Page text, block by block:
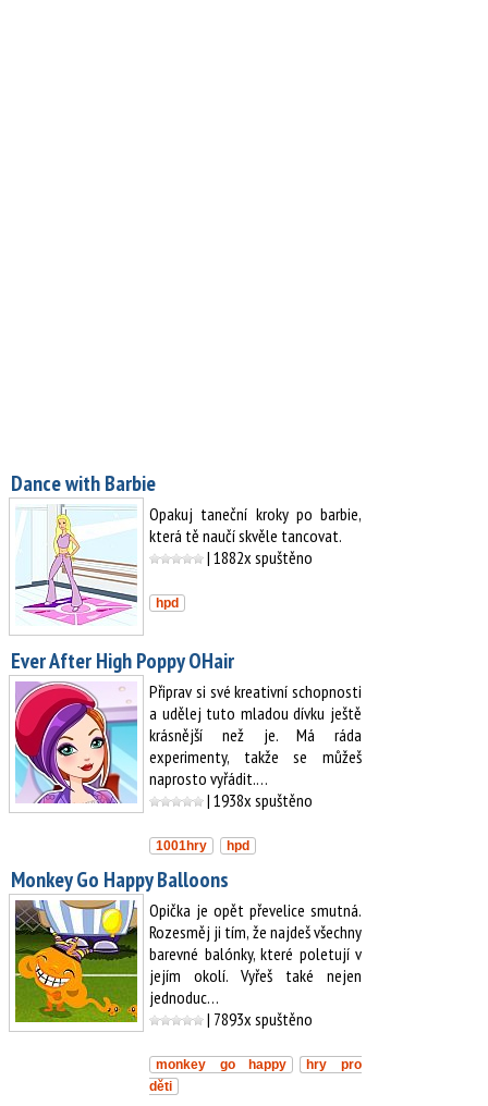
Dance with Barbie
Opakuj taneční kroky po barbie,
která tě naučí skvěle tancovat.
| 1882x spuštěno
hpd
Ever After High Poppy OHair
Připrav si své kreativní schopnosti
a udělej tuto mladou dívku ještě
krásnější než je. Má ráda
experimenty, takže se můžeš
naprosto vyřádit.…
| 1938x spuštěno
1001hry hpd
Monkey Go Happy Balloons
Opička je opět převelice smutná.
Rozesměj ji tím, že najdeš všechny
barevné balónky, které poletují v
jejím okolí. Vyřeš také nejen
jednoduc…
| 7893x spuštěno
monkey go happy
hry pro
děti